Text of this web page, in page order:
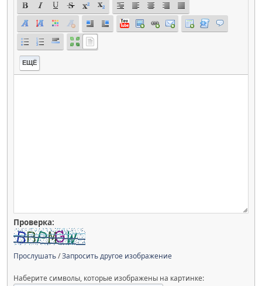
ЕЩЁ
Проверка:
Прослушать/Запросить другое изображение
Наберите символы, которые изображены на картинке: